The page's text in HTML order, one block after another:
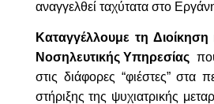
αναγγελθεί ταχύτατα στο
Καταγγέλλουμε τη Διοίκηση
Νοσηλευτικής Υπηρεσίας
στις διάφορες “φιέστες” στα
στήριξης της ψυχιατρικής